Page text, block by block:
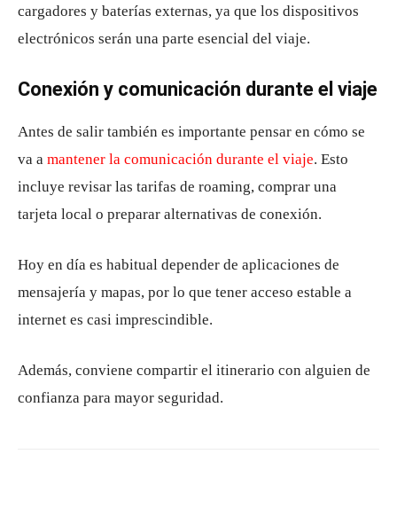
cargadores y baterías externas, ya que los dispositivos
electrónicos serán una parte esencial del viaje.
Conexión y comunicación durante el viaje
Antes de salir también es importante pensar en cómo se
va a mantener la comunicación durante el viaje. Esto
incluye revisar las tarifas de roaming, comprar una
tarjeta local o preparar alternativas de conexión.
Hoy en día es habitual depender de aplicaciones de
mensajería y mapas, por lo que tener acceso estable a
internet es casi imprescindible.
Además, conviene compartir el itinerario con alguien de
confianza para mayor seguridad.